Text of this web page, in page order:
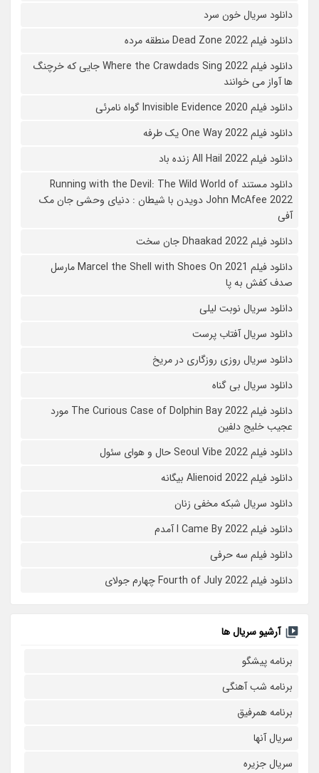
دانلود سریال خون سرد
دانلود فیلم 2022 Dead Zone منطقه مرده
دانلود فیلم Where the Crawdads Sing 2022 جایی که خرچنگ
ها آواز می خوانند
دانلود فیلم 2020 Invisible Evidence گواه نامرئی
دانلود فیلم One Way 2022 یک طرفه
دانلود فیلم All Hail 2022 زنده باد
دانلود مستند Running with the Devil: The Wild World of
John McAfee 2022 دویدن با شیطان : دنیای وحشی جان مک
آفی
دانلود فیلم Dhaakad 2022 جان سخت
دانلود فیلم Marcel the Shell with Shoes On 2021 مارسل
صدف کفش به پا
دانلود سریال نوبت لیلی
دانلود سریال آفتاب پرست
دانلود سریال روزی روزگاری در مریخ
دانلود سریال بی گناه
دانلود فیلم The Curious Case of Dolphin Bay 2022 مورد
عجیب خلیج دلفین
دانلود فیلم Seoul Vibe 2022 حال و هوای سئول
دانلود فیلم Alienoid 2022 بیگانه
دانلود سریال شبکه مخفی زنان
دانلود فیلم I Came By 2022 آمدم
دانلود فیلم سه حرفی
دانلود فیلم Fourth of July 2022 چهارم جولای
آرشیو سریال ها
برنامه پیشگو
برنامه شب آهنگی
برنامه همرفیق
سریال آنها
سریال جزیره